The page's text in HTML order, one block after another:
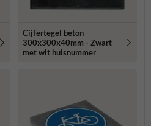
Cijfertegel beton
300x300x40mm - Zwart
met wit huisnummer